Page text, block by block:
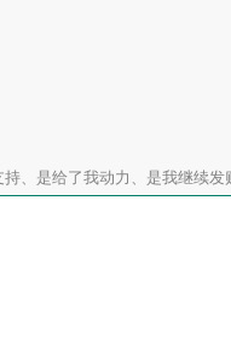
、是给了我动力、是我继续发